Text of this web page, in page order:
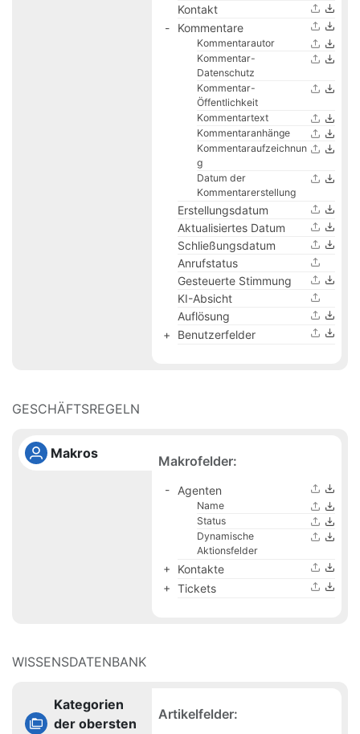
Kontakt
Kommentare
Kommentarautor
Kommentar-
Datenschutz
Kommentar-
Öffentlichkeit
Kommentartext
Kommentaranhänge
Kommentaraufzeichnun
g
Datum der
Kommentarerstellung
Erstellungsdatum
Aktualisiertes Datum
Schließungsdatum
Anrufstatus
Gesteuerte Stimmung
KI-Absicht
Auflösung
Benutzerfelder
GESCHÄFTSREGELN
Makros Makrofelder:
Agenten
Name
Status
Dynamische
Aktionsfelder
Kontakte
Tickets
WISSENSDATENBANK
Kategorien
der obersten
Artikelfelder: